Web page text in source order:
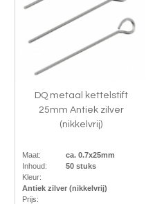
DQ metaal kettelstift
25mm Antiek zilver
(nikkelvrij)
Maat:
ca. 0.7x25mm
Inhoud:
50 stuks
Kleur:
Antiek zilver (nikkelvrij)
Prijs: